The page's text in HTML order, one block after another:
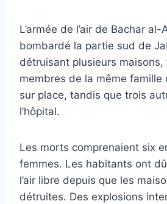
L’armée de l’air de Bachar al-
bombardé la partie sud de
détruisant plusieurs maisons,
membres de la même famille
sur place, tandis que trois
l’hôpital.
Les morts comprenaient six
femmes. Les habitants ont
l’air libre depuis que les
détruites. Des explosions